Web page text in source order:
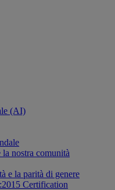
(AI)
la nostra comunità
e la parità di genere
Certification